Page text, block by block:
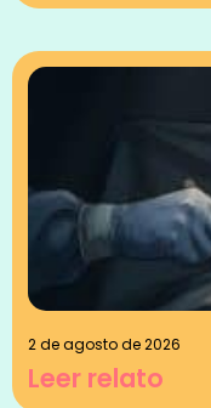
2 de agosto de 2026
Leer relato